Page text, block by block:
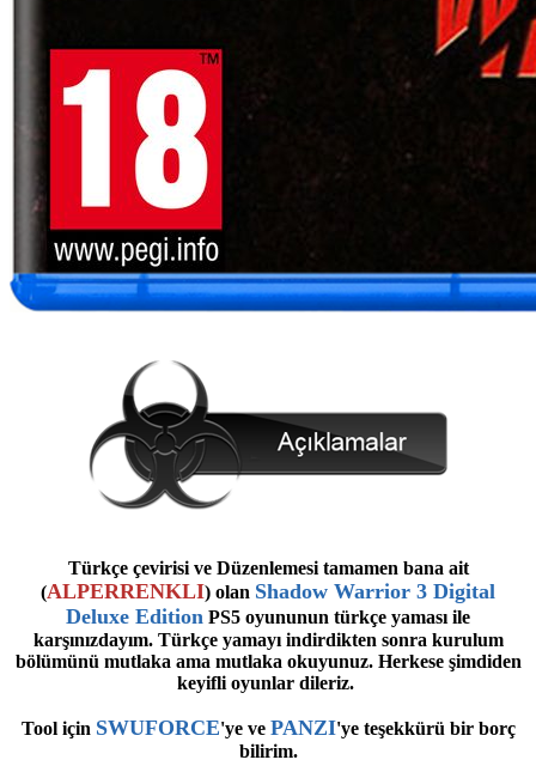
Türkçe çevirisi ve Düzenlemesi tamamen bana ait
(ALPERRENKLI) olan Shadow Warrior 3 Digital
Deluxe Edition PS5 oyununun türkçe yaması ile
karşınızdayım. Türkçe yamayı indirdikten sonra kurulum
bölümünü mutlaka ama mutlaka okuyunuz. Herkese şimdiden
keyifli oyunlar dileriz.
Tool için SWUFORCE'ye ve PANZI'ye teşekkürü bir borç
bilirim.